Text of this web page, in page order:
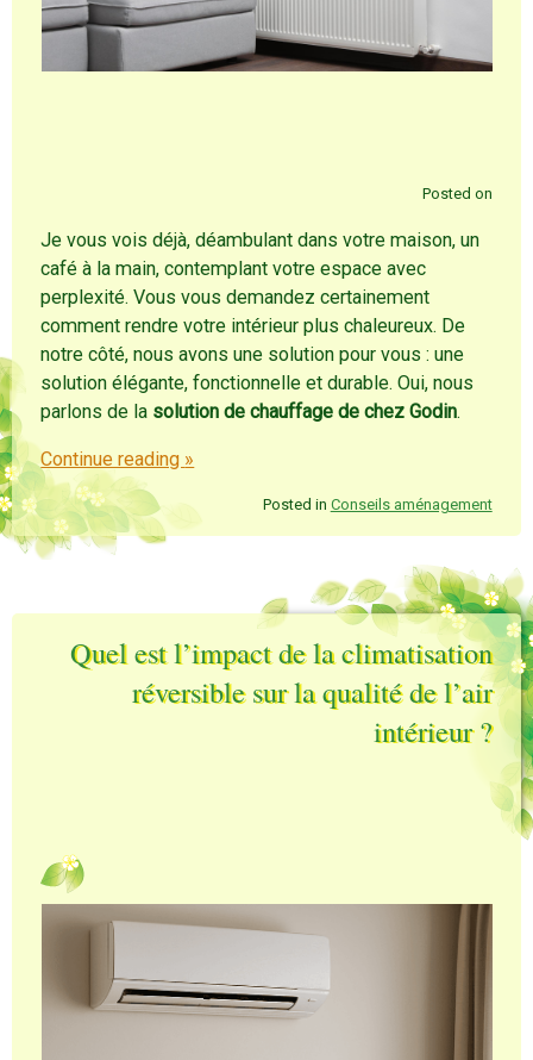
Posted on
Je vous vois déjà, déambulant dans votre maison, un
café à la main, contemplant votre espace avec
perplexité. Vous vous demandez certainement
comment rendre votre intérieur plus chaleureux. De
notre côté, nous avons une solution pour vous : une
solution élégante, fonctionnelle et durable. Oui, nous
parlons de la solution de chauffage de chez Godin.
Continue reading »
Posted in Conseils aménagement
Quel est l’impact de la climatisation
réversible sur la qualité de l’air
intérieur ?